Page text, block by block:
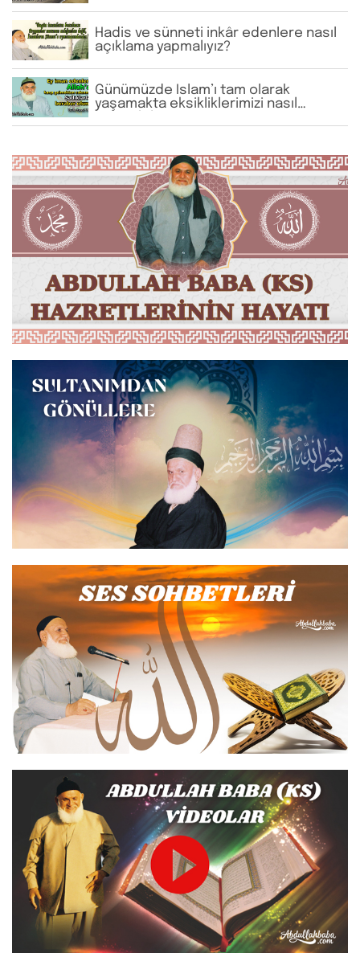
Hadis ve sünneti inkâr edenlere nasıl
açıklama yapmalıyız?
Günümüzde İslam’ı tam olarak
yaşamakta eksikliklerimizi nasıl